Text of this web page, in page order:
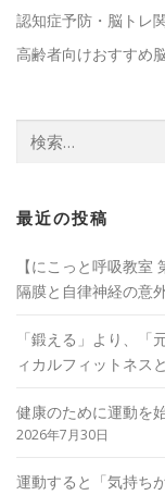
認知症予防・脳トレ
高齢者向けおすすめ
索:
最近の投稿
【にこっと呼吸教
隔膜と自律神経の意
「鍛える」より、
ィカルフィットネス
健康のために運動を
2026年7月30日
運動すると「気持ち